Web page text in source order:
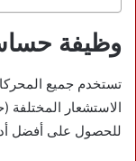
وظيفة
تستخدم جميع
الاستشعار المختلفة
للحصول على أفضل